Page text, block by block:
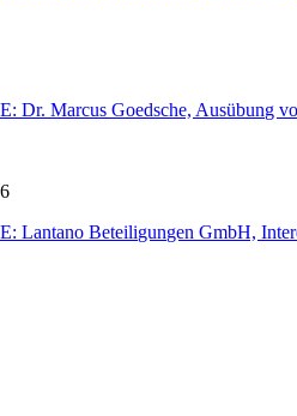
Dr. Marcus Goedsche, Ausübung
Lantano Beteiligungen GmbH,